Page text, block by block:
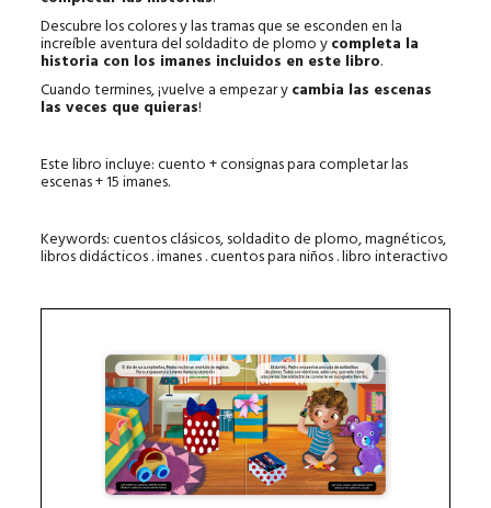
Descubre los colores y las tramas que se esconden en la
increíble aventura del soldadito de plomo ycompleta la
historia con los imanes incluidos en este libro.
Cuando termines, ¡vuelve a empezar ycambia las escenas
las veces que quieras!
Este libro incluye: cuento + consignas para completar las
escenas + 15 imanes.
Keywords: cuentos clásicos, soldadito de plomo, magnéticos,
libros didácticos . imanes . cuentos para niños . libro interactivo